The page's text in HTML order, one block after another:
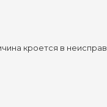
кроется в неисправ